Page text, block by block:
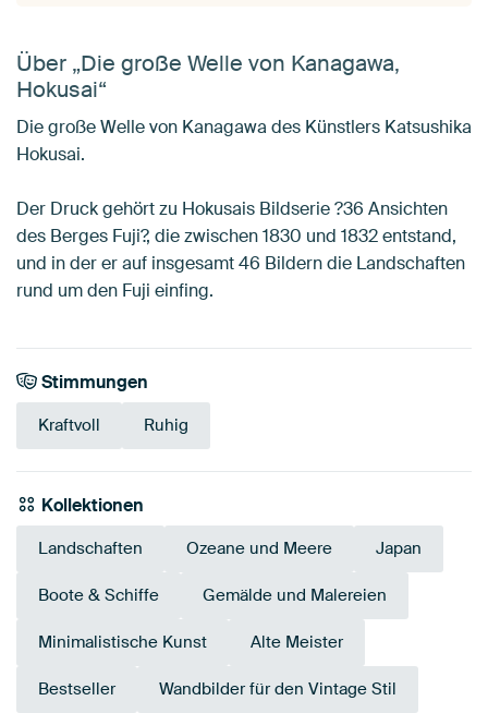
Über „Die große Welle von Kanagawa,
Hokusai“
Die große Welle von Kanagawa des Künstlers Katsushika
Hokusai.
Der Druck gehört zu Hokusais Bildserie ?36 Ansichten
des Berges Fuji?, die zwischen 1830 und 1832 entstand,
und in der er auf insgesamt 46 Bildern die Landschaften
rund um den Fuji einfing.
Stimmungen
Kraftvoll Ruhig
Kollektionen
Landschaften Ozeane und Meere Japan
Boote & Schiffe Gemälde und Malereien
Minimalistische Kunst Alte Meister
Bestseller Wandbilder für den Vintage Stil